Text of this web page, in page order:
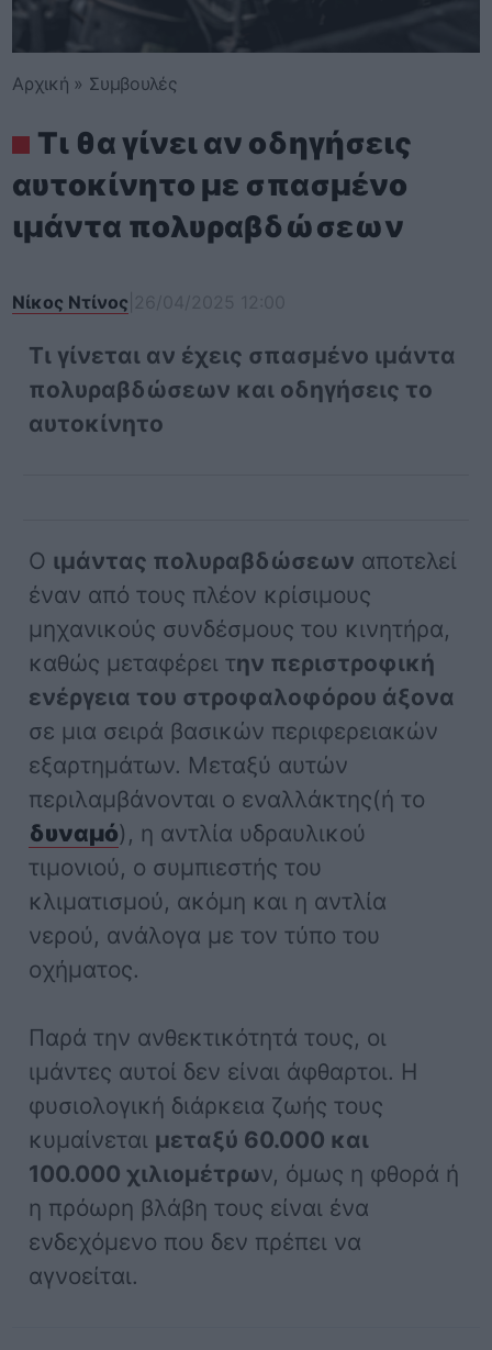
Αρχική » Συμβουλές
Τι θα γίνει αν οδηγήσεις
αυτοκίνητο με σπασμένο
ιμάντα πολυραβδώσεων
Νίκος Ντίνος
Τι γίνεται αν έχεις σπασμένο ιμάντα
πολυραβδώσεων και οδηγήσεις το
αυτοκίνητο
Ο ιμάντας πολυραβδώσεων αποτελεί
έναν από τους πλέον κρίσιμους
μηχανικούς συνδέσμους του κινητήρα,
καθώς μεταφέρει την περιστροφική
ενέργεια του στροφαλοφόρου άξονα
σε μια σειρά βασικών περιφερειακών
εξαρτημάτων. Μεταξύ αυτών
περιλαμβάνονται ο εναλλάκτης(ή το
δυναμό), η αντλία υδραυλικού
τιμονιού, ο συμπιεστής του
κλιματισμού, ακόμη και η αντλία
νερού, ανάλογα με τον τύπο του
οχήματος.
Παρά την ανθεκτικότητά τους, οι
ιμάντες αυτοί δεν είναι άφθαρτοι. Η
φυσιολογική διάρκεια ζωής τους
κυμαίνεται μεταξύ 60.000 και
100.000 χιλιομέτρων, όμως η φθορά ή
η πρόωρη βλάβη τους είναι ένα
ενδεχόμενο που δεν πρέπει να
αγνοείται.